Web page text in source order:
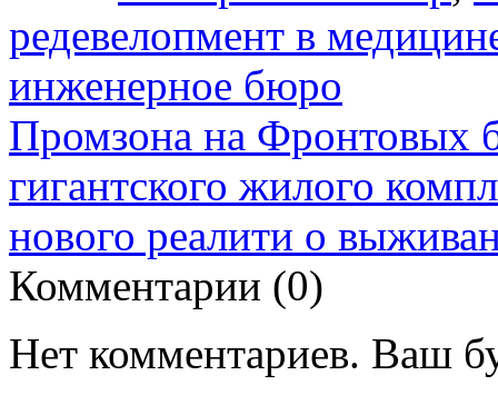
редевелопмент в
инженерное бюро
Промзона на Фронтовых
гигантского жилого
нового реалити о
Комментарии (0)
Нет комментариев. Ваш